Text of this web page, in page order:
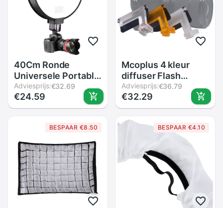
40Cm Ronde
Universele Portable
Speedlight Softbox
Flash Diffuser Op-
Top Soft Box Voor
Adviesprijs:€32.69
€24.59
Mcoplus 4 kleur
diffuser Flash
Bounce Kaarten
speelsheid diffuser
op camera voor
Sony A6500 A6300
A6000 NEX6
Adviesprijs:€36.79
€32.29
BESPAAR €8.50 BESPAAR €4.10